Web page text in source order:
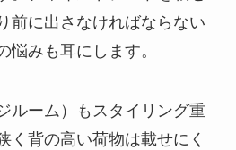
前に出さなければならない
悩みも耳にします。
ルーム）もスタイリング重
く背の高い荷物は載せにく